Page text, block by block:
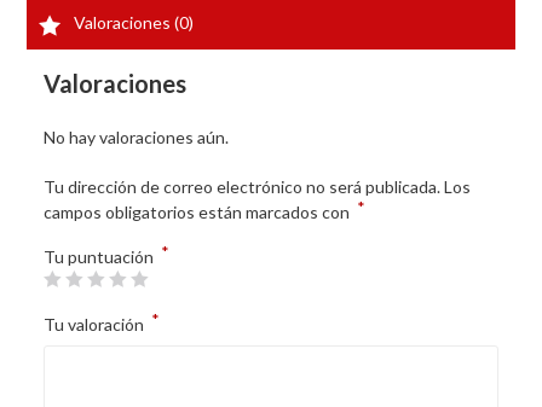
Valoraciones (0)
Valoraciones
No hay valoraciones aún.
Tu dirección de correo electrónico no será publicada. Los
campos obligatorios están marcados con *
Tu puntuación *
Tu valoración *